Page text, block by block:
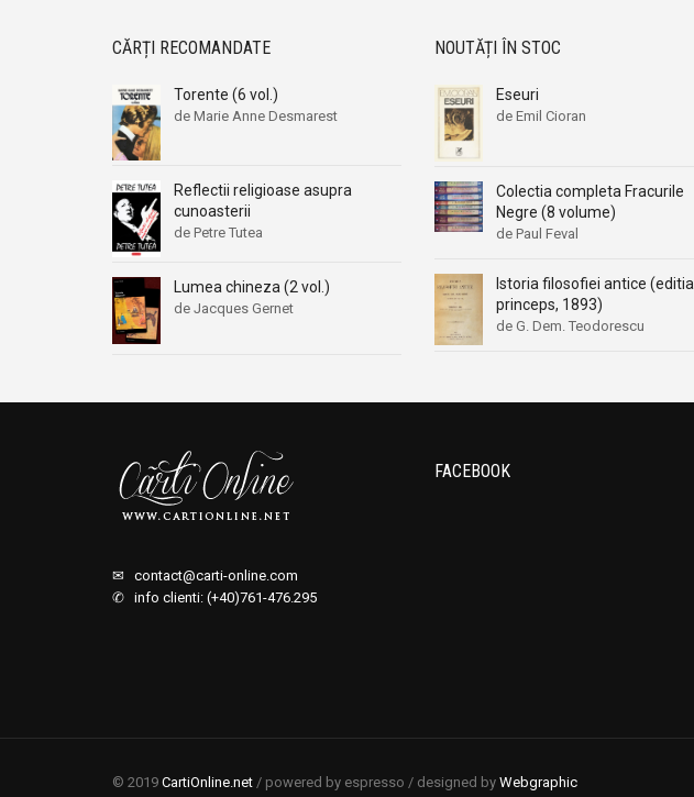
CĂRȚI RECOMANDATE
Torente (6 vol.)
de Marie Anne Desmarest
Reflectii religioase asupra
cunoasterii
de Petre Tutea
Lumea chineza (2 vol.)
de Jacques Gernet
NOUTĂȚI ÎN STOC
Eseuri
de Emil Cioran
Colectia completa Fracurile
Negre (8 volume)
de Paul Feval
Istoria filosofiei antice (editia
princeps, 1893)
de G. Dem. Teodorescu
✉ contact@carti-online.com
✆ info clienti: (+40)761-476.295
FACEBOOK
© 2019 CartiOnline.net / powered by espresso / designed by Webgraphic